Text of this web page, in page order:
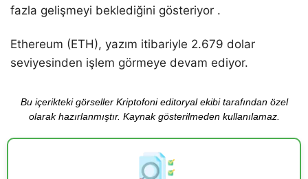
fazla gelişmeyi beklediğini gösteriyor .
Ethereum (ETH), yazım itibariyle 2.679 dolar
seviyesinden işlem görmeye devam ediyor.
Bu içerikteki görseller Kriptofoni editoryal ekibi tarafından özel
olarak hazırlanmıştır. Kaynak gösterilmeden kullanılamaz.